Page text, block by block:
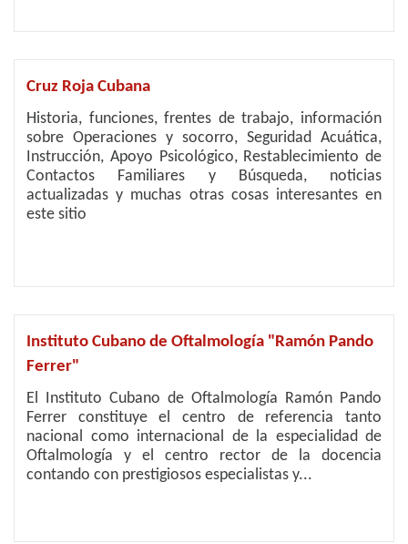
Cruz Roja Cubana
Historia, funciones, frentes de trabajo, información
sobre Operaciones y socorro, Seguridad Acuática,
Instrucción, Apoyo Psicológico, Restablecimiento de
Contactos Familiares y Búsqueda, noticias
actualizadas y muchas otras cosas interesantes en
este sitio
Instituto Cubano de Oftalmología "Ramón Pando
Ferrer"
El Instituto Cubano de Oftalmología Ramón Pando
Ferrer constituye el centro de referencia tanto
nacional como internacional de la especialidad de
Oftalmología y el centro rector de la docencia
contando con prestigiosos especialistas y...